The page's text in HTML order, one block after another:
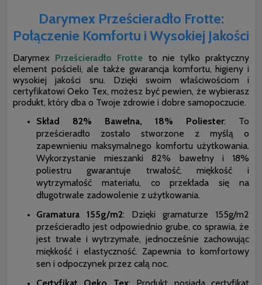
Darymex Prześcieradło Frotte:
Połączenie Komfortu i Wysokiej Jakości
Darymex Prześcieradło Frotte to nie tylko praktyczny
element pościeli, ale także gwarancja komfortu, higieny i
wysokiej jakości snu. Dzięki swoim właściwościom i
certyfikatowi Oeko Tex, możesz być pewien, że wybierasz
produkt, który dba o Twoje zdrowie i dobre samopoczucie.
Skład 82% Bawełna, 18% Poliester: To
prześcieradło zostało stworzone z myślą o
zapewnieniu maksymalnego komfortu użytkowania.
Wykorzystanie mieszanki 82% bawełny i 18%
poliestru gwarantuje trwałość, miękkość i
wytrzymałość materiału, co przekłada się na
długotrwałe zadowolenie z użytkowania.
Gramatura 155g/m2: Dzięki gramaturze 155g/m2
prześcieradło jest odpowiednio grube, co sprawia, że
jest trwałe i wytrzymałe, jednocześnie zachowując
miękkość i elastyczność. Zapewnia to komfortowy
sen i odpoczynek przez całą noc.